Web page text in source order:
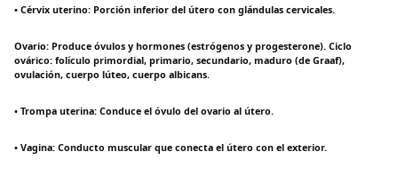
• Cérvix uterino: Porción inferior del útero con glándulas cervicales.
Ovario: Produce óvulos y hormones (estrógenos y progesterone). Ciclo
ovárico: folículo primordial, primario, secundario, maduro (de Graaf),
ovulación, cuerpo lúteo, cuerpo albicans.
• Trompa uterina: Conduce el óvulo del ovario al útero.
• Vagina: Conducto muscular que conecta el útero con el exterior.